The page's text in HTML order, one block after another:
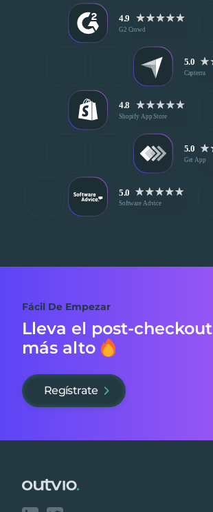
Fácil De Empezar
Lleva el post-checkout
más alto
Regístrate